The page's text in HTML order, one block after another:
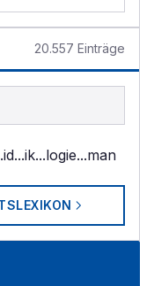
20.557 Einträge
...ik...logie...man